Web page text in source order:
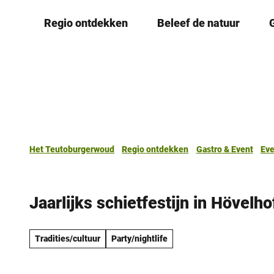
Regio ontdekken Beleef de natuur
Het Teutoburgerwoud Regio ontdekken Gastro & Event
Jaarlijks schietfestijn in
Tradities/cultuur Party/nightlife